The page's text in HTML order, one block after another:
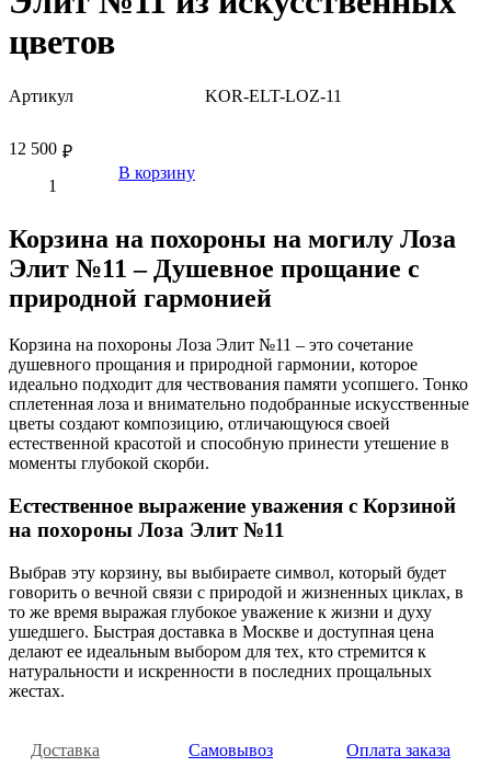
цветов
Артикул KOR-ELT-LOZ-11
₽
12 500
В корзину
Корзина на похороны на могилу Лоза
Элит №11 – Душевное прощание с
природной гармонией
Корзина на похороны Лоза Элит №11 – это сочетание
душевного прощания и природной гармонии, которое
идеально подходит для чествования памяти усопшего. Тонко
сплетенная лоза и внимательно подобранные искусственные
цветы создают композицию, отличающуюся своей
естественной красотой и способную принести утешение в
моменты глубокой скорби.
Естественное выражение уважения с Корзиной
на похороны Лоза Элит №11
Выбрав эту корзину, вы выбираете символ, который будет
говорить о вечной связи с природой и жизненных циклах, в
то же время выражая глубокое уважение к жизни и духу
ушедшего. Быстрая доставка в Москве и доступная цена
делают ее идеальным выбором для тех, кто стремится к
натуральности и искренности в последних прощальных
жестах.
Доставка Самовывоз Оплата заказа